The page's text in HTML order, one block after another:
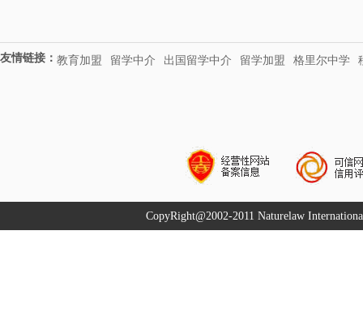
友情链接： 教育加盟 留学中介 出国留学中介 留学加盟 格里尔中学
CopyRight@2002-2011 Naturelaw